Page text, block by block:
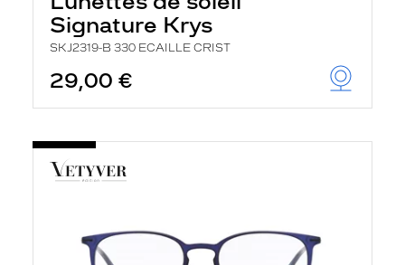
Signature Krys
SKJ2319-B 330 ECAILLE CRIST
29,00 €